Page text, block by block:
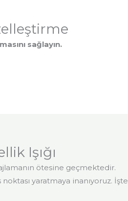
sağlayın.
Işığı
ötesine geçmektedir.
yaratmaya inanıyoruz. İşte